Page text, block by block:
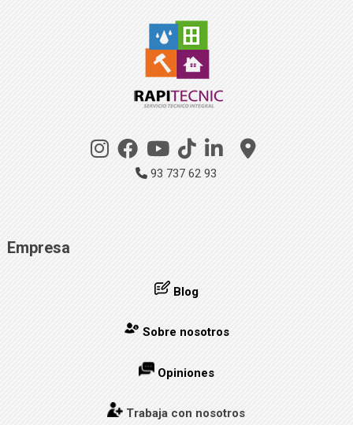
93 737 62 93
Empresa
Blog
Sobre nosotros
Opiniones
Trabaja con nosotros